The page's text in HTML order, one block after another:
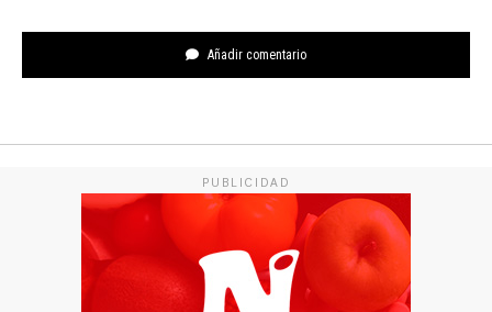
Añadir comentario
PUBLICIDAD